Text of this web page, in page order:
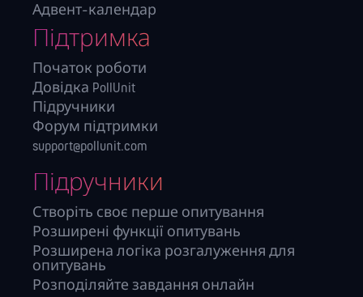
Адвент-календар
Підтримка
Початок роботи
Довідка PollUnit
Підручники
Форум підтримки
support@pollunit.com
Підручники
Створіть своє перше опитування
Розширені функції опитувань
Розширена логіка розгалуження для
опитувань
Розподіляйте завдання онлайн